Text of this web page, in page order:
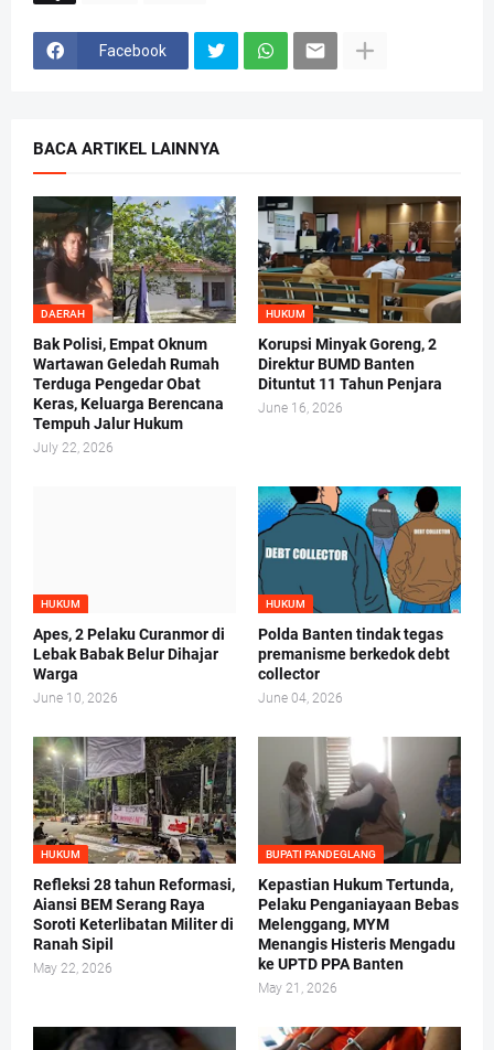
Facebook
BACA ARTIKEL LAINNYA
DAERAH
Bak Polisi, Empat Oknum
Wartawan Geledah Rumah
Terduga Pengedar Obat
Keras, Keluarga Berencana
Tempuh Jalur Hukum
July 22, 2026
HUKUM
Korupsi Minyak Goreng, 2
Direktur BUMD Banten
Dituntut 11 Tahun Penjara
June 16, 2026
HUKUM
Apes, 2 Pelaku Curanmor di
Lebak Babak Belur Dihajar
Warga
June 10, 2026
HUKUM
Polda Banten tindak tegas
premanisme berkedok debt
collector
June 04, 2026
HUKUM
Refleksi 28 tahun Reformasi,
Aiansi BEM Serang Raya
Soroti Keterlibatan Militer di
Ranah Sipil
May 22, 2026
BUPATI PANDEGLANG
Kepastian Hukum Tertunda,
Pelaku Penganiayaan Bebas
Melenggang, MYM
Menangis Histeris Mengadu
ke UPTD PPA Banten
May 21, 2026